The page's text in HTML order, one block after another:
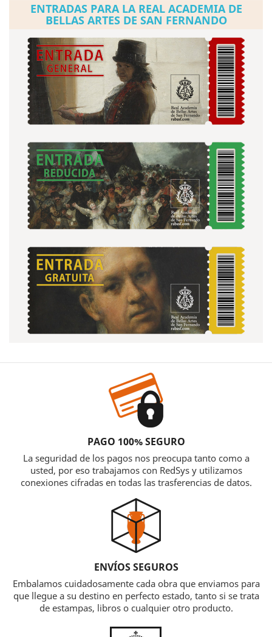
ENTRADAS PARA LA REAL ACADEMIA DE
BELLAS ARTES DE SAN FERNANDO
PAGO 100% SEGURO
La seguridad de los pagos nos preocupa tanto como a
usted, por eso trabajamos con RedSys y utilizamos
conexiones cifradas en todas las trasferencias de datos.
ENVÍOS SEGUROS
Embalamos cuidadosamente cada obra que enviamos para
que llegue a su destino en perfecto estado, tanto si se trata
de estampas, libros o cualquier otro producto.